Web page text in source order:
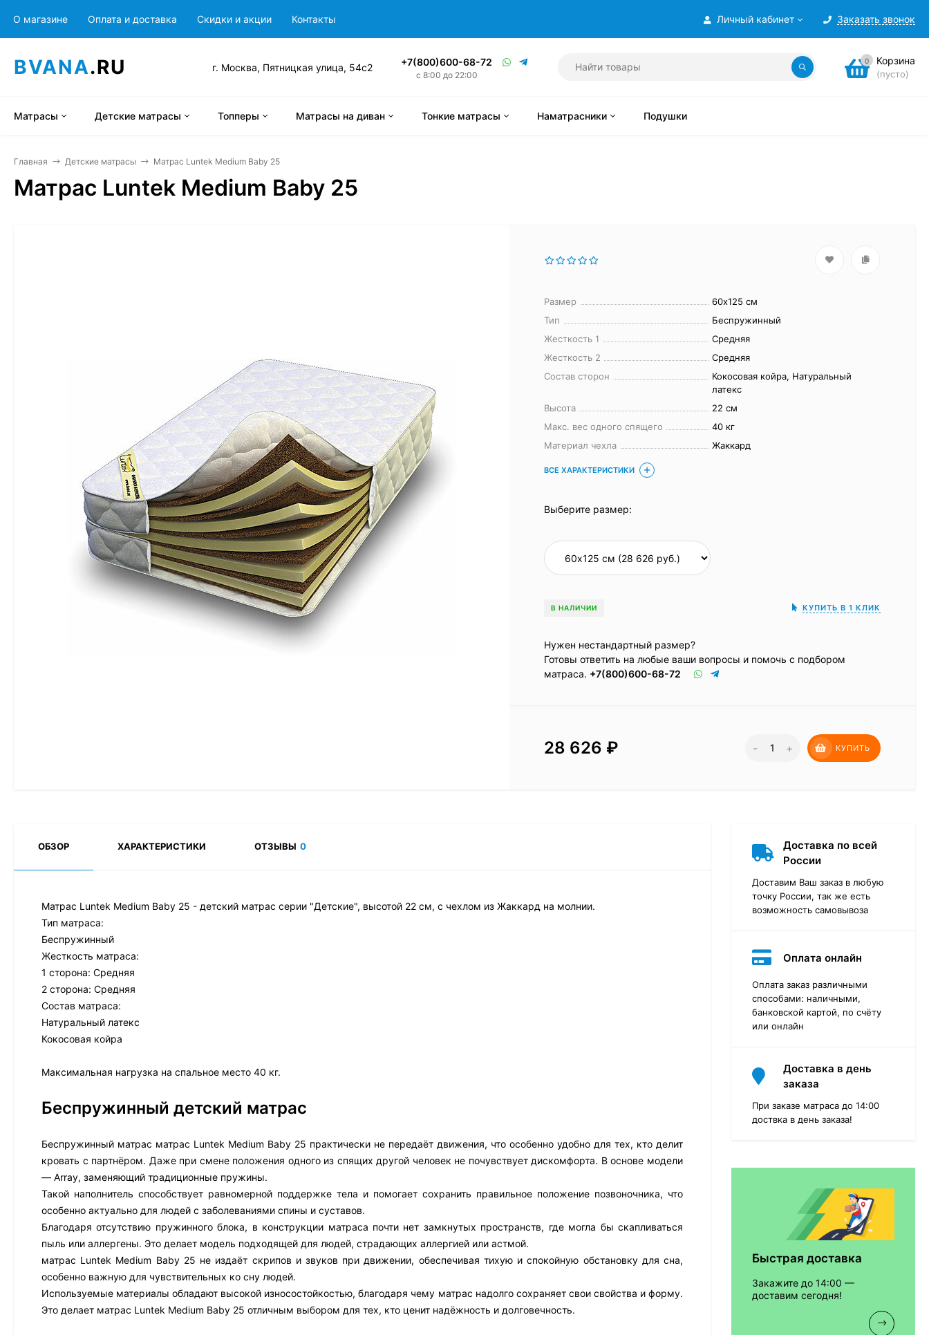
Личный кабинет Заказать звонок
О магазине Оплата и доставка Скидки и акции Контакты
BVANA.RU г. Москва, Пятницкая улица, 54с2 +7(800)600-68-72
с 8:00 до 22:00
0 Корзина
(пусто)
Матрасы Детские матрасы Топперы Матрасы на диван Тонкие матрасы Наматрасники Подушки
Главная Детские матрасы Матрас Luntek Medium Baby 25
Матрас Luntek Medium Baby 25
Размер
60х125 см
Тип
Беспружинный
Жесткость 1
Средняя
Жесткость 2
Средняя
Состав сторон
Кокосовая койра, Натуральный
латекс
Высота
22 см
Макс. вес одного спящего
40 кг
Материал чехла
Жаккард
ВСЕ ХАРАКТЕРИСТИКИ
Выберите размер:
В НАЛИЧИИ КУПИТЬ В 1 КЛИК
Нужен нестандартный размер?
Готовы ответить на любые ваши вопросы и помочь с подбором
матраса. +7(800)600-68-72
28 626 ₽ - + КУПИТЬ
ОБЗОР ХАРАКТЕРИСТИКИ ОТЗЫВЫ 0
Матрас Luntek Medium Baby 25 - детский матрас серии "Детские", высотой 22 см, с чехлом из Жаккард на молнии.
Тип матраса:
Беспружинный
Жесткость матраса:
1 сторона: Средняя
2 сторона: Средняя
Состав матраса:
Натуральный латекс
Кокосовая койра
Максимальная нагрузка на спальное место 40 кг.
Беспружинный детский матрас
Беспружинный матрас матрас Luntek Medium Baby 25 практически не передаёт движения, что особенно удобно для тех, кто делит
кровать с партнёром. Даже при смене положения одного из спящих другой человек не почувствует дискомфорта. В основе модели
— Array, заменяющий традиционные пружины.
Такой наполнитель способствует равномерной поддержке тела и помогает сохранить правильное положение позвоночника, что
особенно актуально для людей с заболеваниями спины и суставов.
Благодаря отсутствию пружинного блока, в конструкции матраса почти нет замкнутых пространств, где могла бы скапливаться
пыль или аллергены. Это делает модель подходящей для людей, страдающих аллергией или астмой.
матрас Luntek Medium Baby 25 не издаёт скрипов и звуков при движении, обеспечивая тихую и спокойную обстановку для сна,
особенно важную для чувствительных ко сну людей.
Используемые материалы обладают высокой износостойкостью, благодаря чему матрас надолго сохраняет свои свойства и форму.
Это делает матрас Luntek Medium Baby 25 отличным выбором для тех, кто ценит надёжность и долговечность.
Доставка по всей
России
Доставим Ваш заказ в любую
точку России, так же есть
возможность самовывоза
Оплата онлайн
Оплата заказ различными
способами: наличными,
банковской картой, по счёту
или онлайн
Доставка в день
заказа
При заказе матраса до 14:00
доствка в день заказа!
Быстрая доставка
Закажите до 14:00 —
доставим сегодня!
12 468₽
9 351
Матрас Vitaflex Foam
7 692₽